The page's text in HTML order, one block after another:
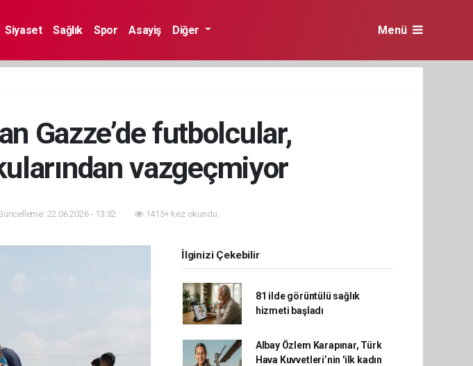
Siyaset Sağlık Spor Asayiş Diğer Menü
Gazze’de futbolcular,
vazgeçmiyor
22.06.2026 - 13:32 1415+ kez okundu.
İlginizi Çekebilir
81 ilde görüntülü sağlık
hizmeti başladı
Albay Özlem Karapınar, Türk
Hava Kuvvetleri’nin 'ilk kadın